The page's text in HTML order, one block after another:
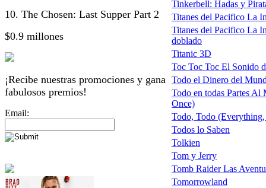
10. The Chosen: Last Supper Part 2
$0.9 millones
¡Recibe nuestras promociones y gana
fabulosos premios!
Email:
Tinkerbell: Hadas y
Titanes del Pacifico La
Titanes del Pacifico La
doblado
Titanic 3D
Toc Toc Toc El Sonido
Todo el Dinero del
Todo en todas Partes
Once)
Todo, Todo
Todos lo Saben
Tolkien
Tom y Jerry
Tomb Raider Las
Tomorrowland